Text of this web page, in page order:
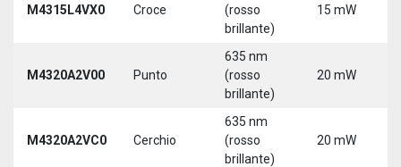
M4315L4VX0 Croce
(rosso
brillante)
15 mW
M4320A2V00 Punto
635 nm
(rosso
brillante)
20 mW
M4320A2VC0 Cerchio
635 nm
(rosso
brillante)
20 mW